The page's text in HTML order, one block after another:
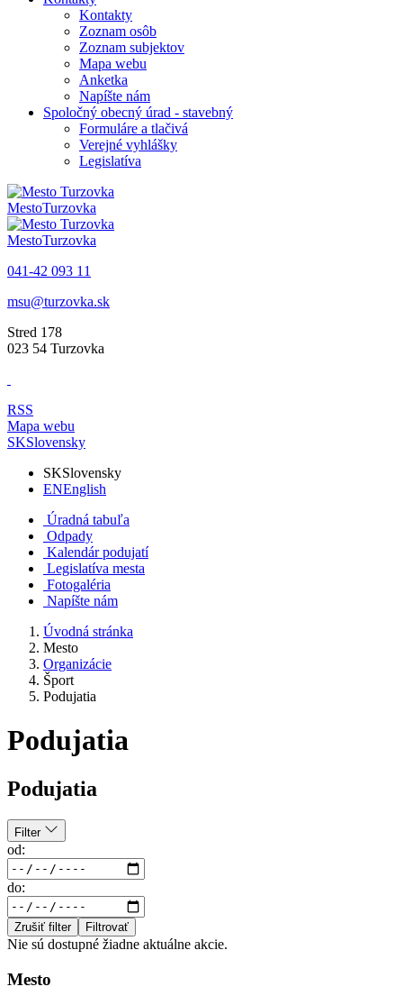
Kontakty
Zoznam osôb
Zoznam subjektov
Mapa webu
Anketka
Napíšte nám
Spoločný obecný úrad - stavebný
Formuláre a tlačivá
Verejné vyhlášky
Legislatíva
MestoTurzovka
MestoTurzovka
041-42 093 11
msu@turzovka.sk
Stred 178
023 54 Turzovka
RSS
Mapa webu
SKSlovensky
SKSlovensky
ENEnglish
Úradná tabuľa
Odpady
Kalendár podujatí
Legislatíva mesta
Fotogaléria
Napíšte nám
Úvodná stránka
Mesto
Organizácie
Šport
Podujatia
Podujatia
Podujatia
Filter
od:
do:
Zrušiť filter Filtrovať
Nie sú dostupné žiadne aktuálne akcie.
Mesto